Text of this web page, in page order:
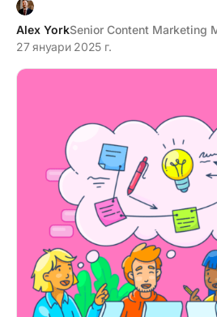
Alex YorkSenior Content Marketing
27 януари 2025 г.